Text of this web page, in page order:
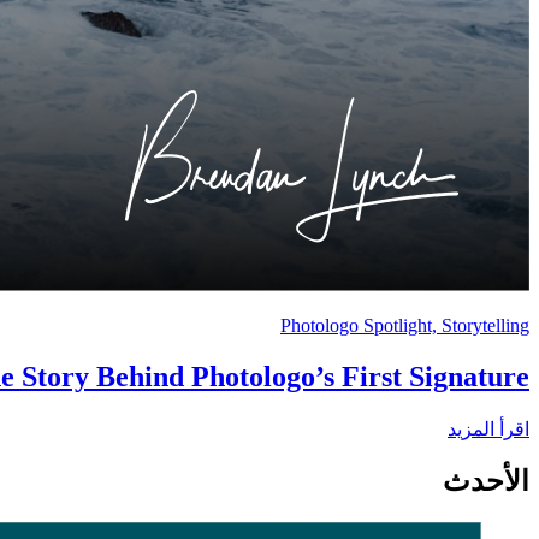
Photologo Spotlight, Storytelling
Story Behind Photologo’s First Signature
اقرأ المزيد
الأحدث